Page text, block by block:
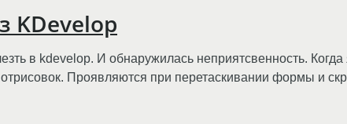
KDevelop
в kdevelop. И обнаружилась неприятсвенность.
Проявляются при перетаскивании формы и